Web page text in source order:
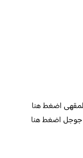
اضغط هنا
جوجلاضغط هنا